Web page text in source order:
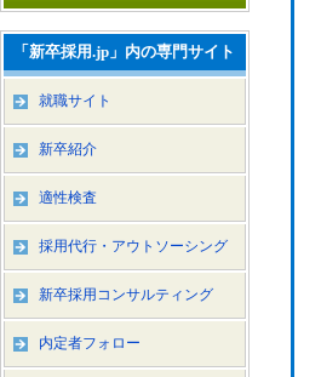
「新卒採用.jp」内の専門サイト
就職サイト
新卒紹介
適性検査
採用代行・アウトソーシング
新卒採用コンサルティング
内定者フォロー